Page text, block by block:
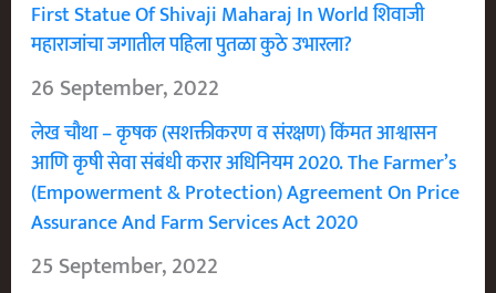
First Statue Of Shivaji Maharaj In World शिवाजी
महाराजांचा जगातील पहिला पुतळा कुठे उभारला?
26 September, 2022
लेख चौथा – कृषक (सशक्तीकरण व संरक्षण) किंमत आश्वासन
आणि कृषी सेवा संबंधी करार अधिनियम 2020. The Farmer’s
(Empowerment & Protection) Agreement On Price
Assurance And Farm Services Act 2020
25 September, 2022